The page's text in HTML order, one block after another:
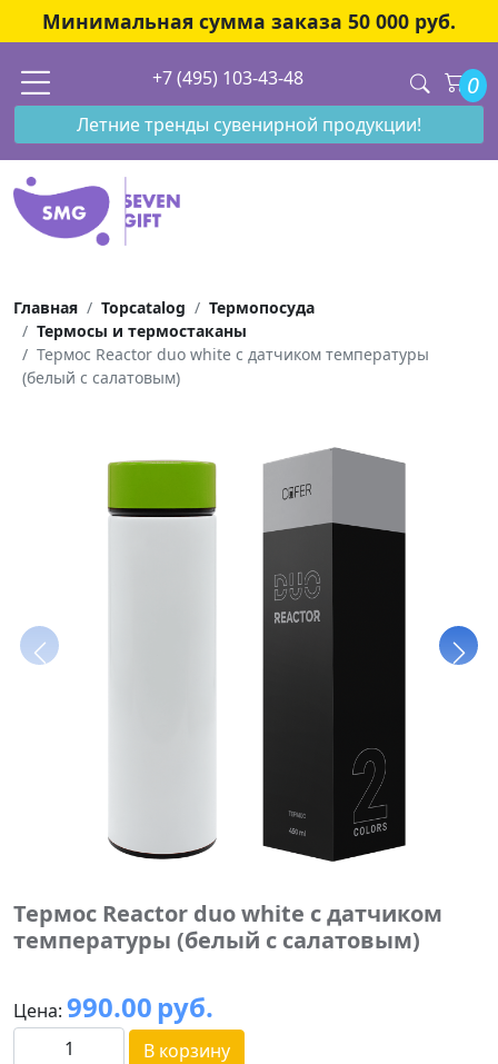
Минимальная сумма заказа 50 000 руб.
+7 (495) 103-43-48 0
Летние тренды сувенирной продукции!
Главная Topcatalog
Термопосуда
Термосы и термостаканы
Термос Reactor duo white с датчиком температуры
(белый с салатовым)
Термос Reactor duo white с датчиком
температуры (белый с салатовым)
Цена: 990.00 руб.
В корзину